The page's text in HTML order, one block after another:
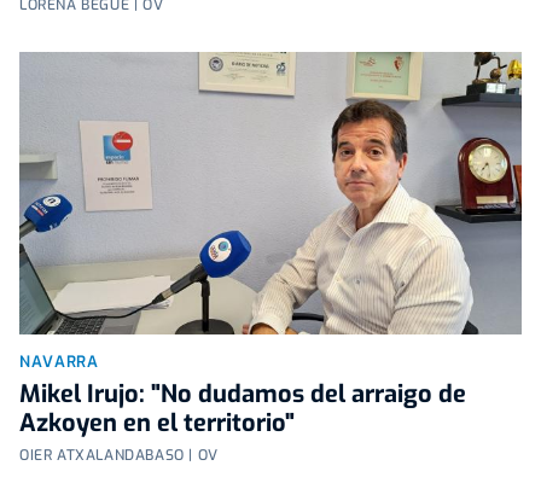
LORENA BEGUÉ | OV
NAVARRA
Mikel Irujo: "No dudamos del arraigo de
Azkoyen en el territorio"
OIER ATXALANDABASO | OV